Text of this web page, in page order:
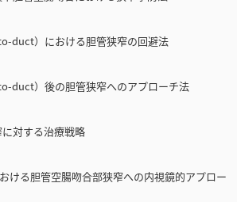
duct）における胆管狭窄の回避法
duct）後の胆管狭窄へのアプローチ法
対する治療戦略
ける胆管空腸吻合部狭窄への内視鏡的アプロー